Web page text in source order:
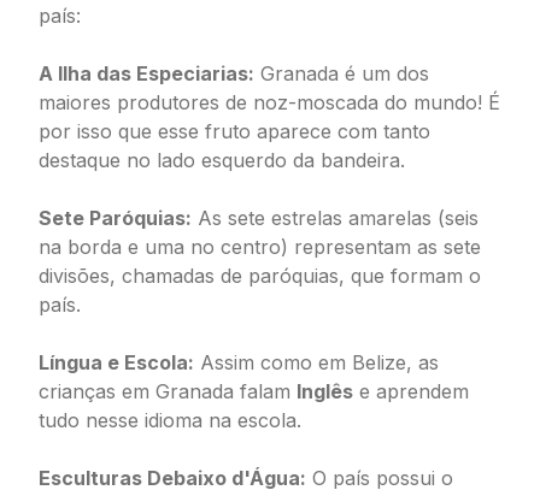
país:
A Ilha das Especiarias: Granada é um dos
maiores produtores de noz-moscada do mundo! É
por isso que esse fruto aparece com tanto
destaque no lado esquerdo da bandeira.
Sete Paróquias: As sete estrelas amarelas (seis
na borda e uma no centro) representam as sete
divisões, chamadas de paróquias, que formam o
país.
Língua e Escola: Assim como em Belize, as
crianças em Granada falam Inglês e aprendem
tudo nesse idioma na escola.
Esculturas Debaixo d'Água: O país possui o